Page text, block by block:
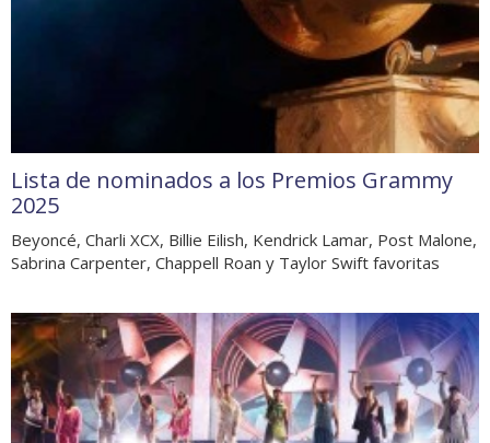
Lista de nominados a los Premios Grammy
2025
Beyoncé, Charli XCX, Billie Eilish, Kendrick Lamar, Post Malone,
Sabrina Carpenter, Chappell Roan y Taylor Swift favoritas